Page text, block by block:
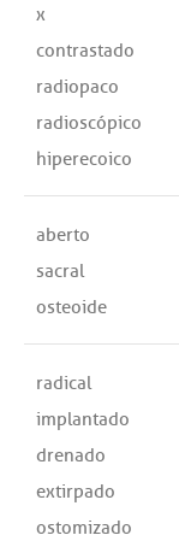
x
contrastado
radiopaco
radioscópico
hiperecoico
aberto
sacral
osteoide
radical
implantado
drenado
extirpado
ostomizado